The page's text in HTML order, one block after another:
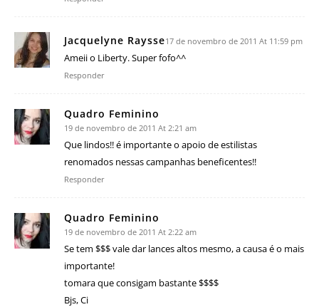
Jacquelyne Raysse17 de novembro de 2011 At 11:59 pm
Ameii o Liberty. Super fofo^^
Responder
Quadro Feminino
19 de novembro de 2011 At 2:21 am
Que lindos!! é importante o apoio de estilistas
renomados nessas campanhas beneficentes!!
Responder
Quadro Feminino
19 de novembro de 2011 At 2:22 am
Se tem $$$ vale dar lances altos mesmo, a causa é o mais
importante!
tomara que consigam bastante $$$$
Bjs, Ci